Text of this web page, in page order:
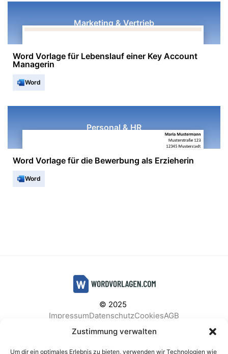
Zustimmung verwalten
Um dir ein optimales Erlebnis zu bieten, verwenden wir Technologien wie
Marketing & Vertrieb
Word Vorlage für Lebenslauf einer Key Account
Managerin
Word
Personal & HR
Word Vorlage für die Bewerbung als Erzieherin
Word
© 2025
ImpressumDatenschutzCookiesAGB
Facebook
Instagram